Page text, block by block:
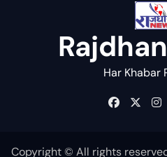
Har Khabar
Copyright © All rights